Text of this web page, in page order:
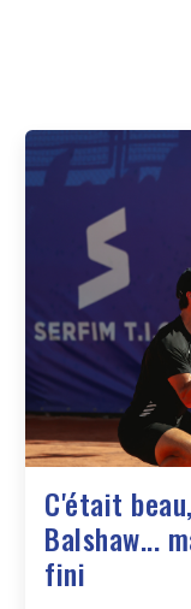
C'était
Balshaw...
fini